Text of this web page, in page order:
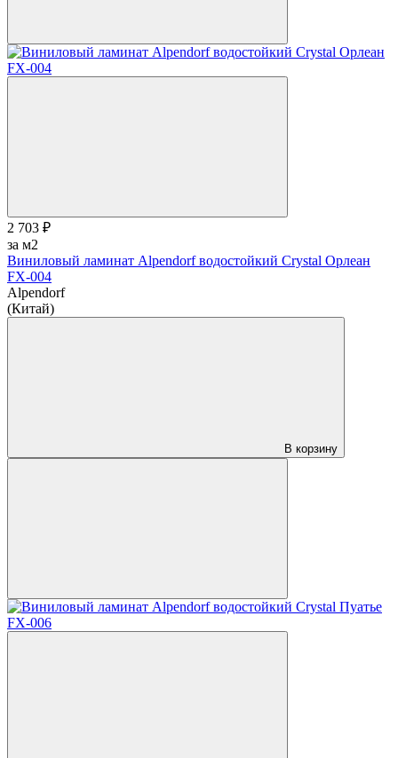
2 703 ₽
за м2
Виниловый ламинат Alpendorf водостойкий Crystal Орлеан
FX-004
Alpendorf
(Китай)
В корзину